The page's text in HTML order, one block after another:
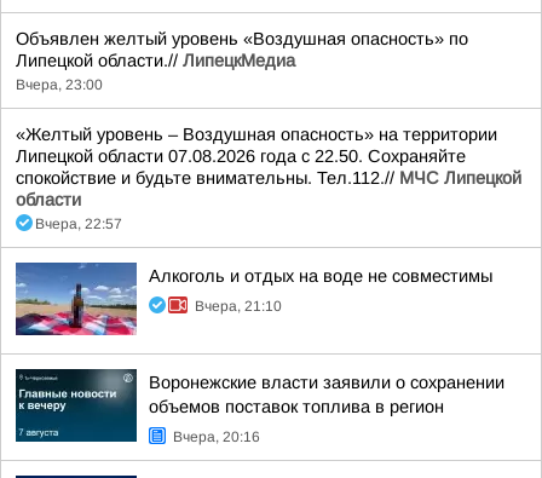
Объявлен желтый уровень «Воздушная опасность» по
Липецкой области.// ЛипецкМедиа
Вчера, 23:00
«Желтый уровень – Воздушная опасность» на территории
Липецкой области 07.08.2026 года с 22.50. Сохраняйте
спокойствие и будьте внимательны. Тел.112.// МЧС Липецкой
области
Вчера, 22:57
Алкоголь и отдых на воде не совместимы
Вчера, 21:10
Воронежские власти заявили о сохранении
объемов поставок топлива в регион
Вчера, 20:16